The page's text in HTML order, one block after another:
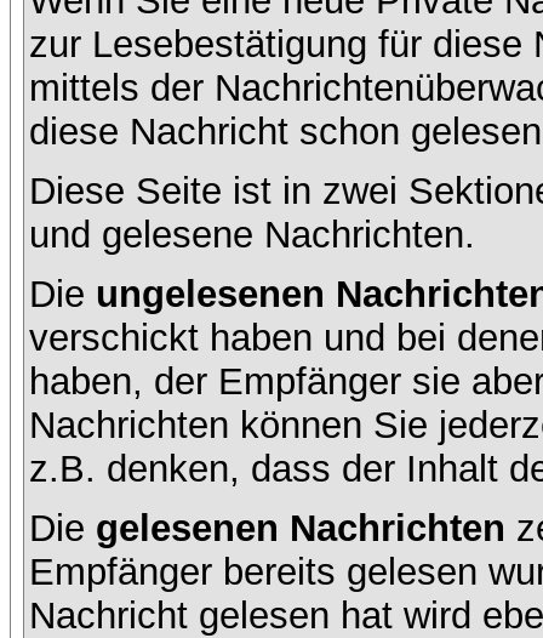
zur Lesebestätigung für diese
mittels der
diese Nachricht schon
Diese Seite ist in zwei
und gelesene Nachrichten.
Die ungelesenen
verschickt haben und bei
haben, der Empfänger sie
Nachrichten können Sie
z.B. denken, dass der Inhalt
Die gelesenen Nachrichten
Empfänger bereits gelesen
Nachricht gelesen hat wird